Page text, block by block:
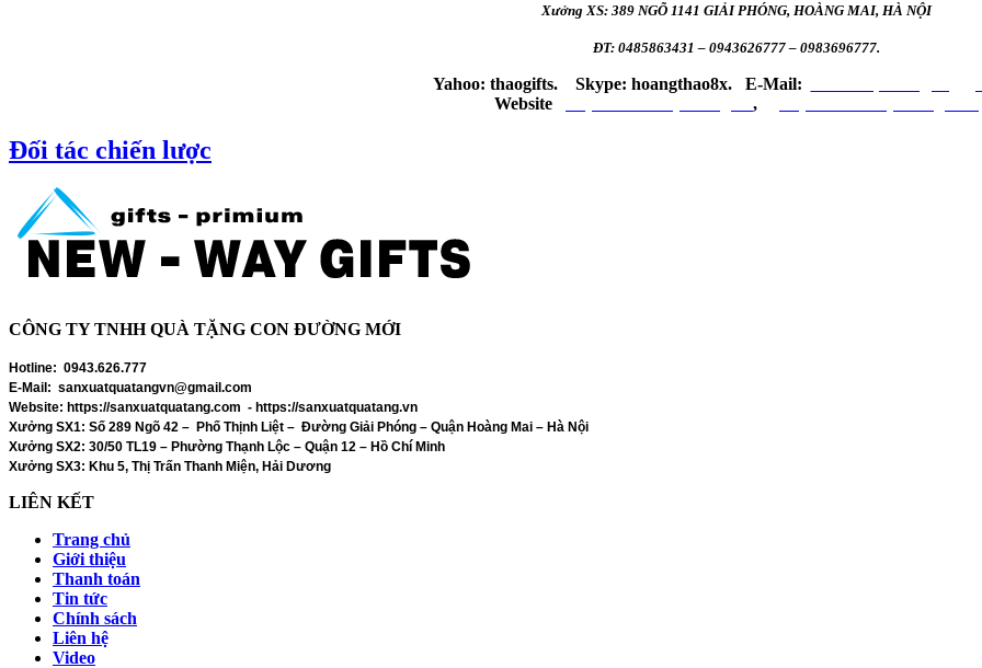
Xưởng XS: 389 NGÕ 1141 GIẢI PHÓNG, HOÀNG MAI, HÀ NỘI
ĐT: 0485863431 – 0943626777 – 0983696777.
Yahoo: thaogifts. Skype: hoangthao8x. E-Mail:
Website
,
Đối tác chiến lược
CÔNG TY TNHH QUÀ TẶNG CON ĐƯỜNG MỚI
Hotline: 0943.626.777
E-Mail: sanxuatquatangvn@gmail.com
Website: https://sanxuatquatang.com - https://sanxuatquatang.vn
Xưởng SX1: Số 289 Ngõ 42 – Phố Thịnh Liệt – Đường Giải Phóng – Quận Hoàng Mai – Hà Nội
Xưởng SX2: 30/50 TL19 – Phường Thạnh Lộc – Quận 12 – Hồ Chí Minh
Xưởng SX3: Khu 5, Thị Trấn Thanh Miện, Hải Dương
LIÊN KẾT
Trang chủ
Giới thiệu
Thanh toán
Tin tức
Chính sách
Liên hệ
Video